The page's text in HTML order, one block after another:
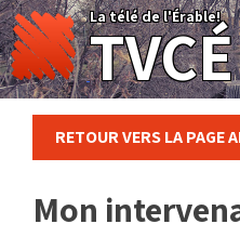
Skip
to
content
La télé de l'Érable!
TVCÉ
RETOUR VERS LA PAGE
Mon